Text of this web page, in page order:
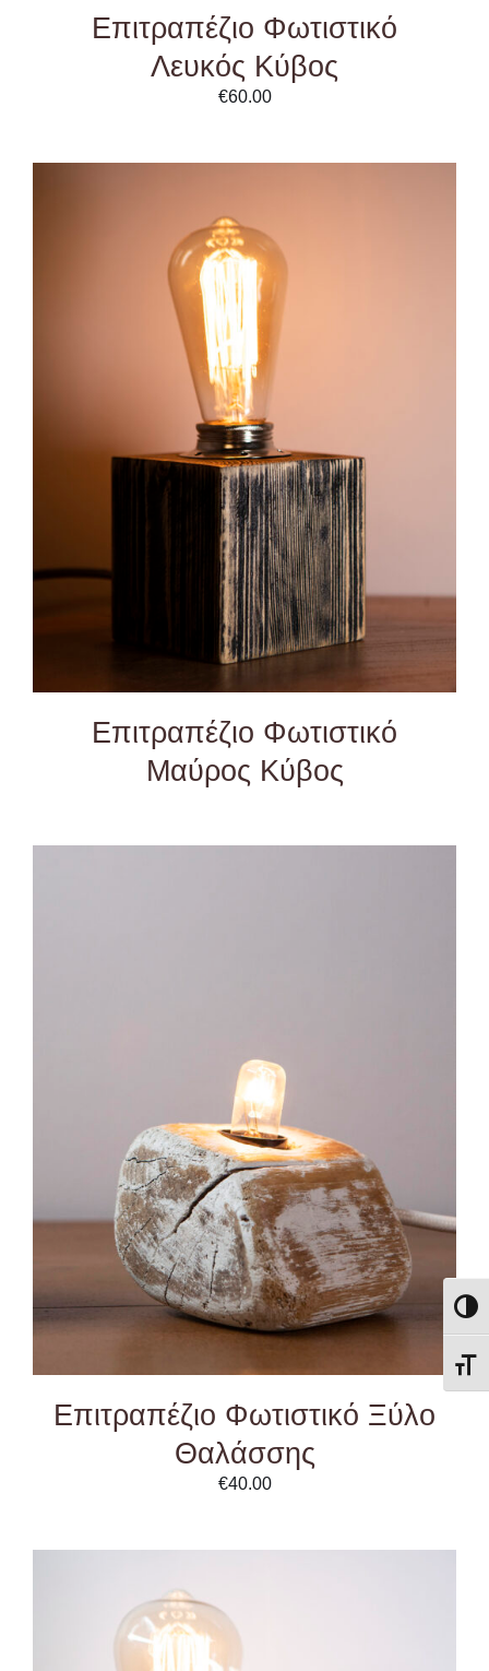
Επιτραπέζιο Φωτιστικό
Λευκός Κύβος
€60.00
DETAILS
Επιτραπέζιο Φωτιστικό
Μαύρος Κύβος
ADD TO CART
Επιτραπέζιο Φωτιστικό Ξύλο
Θαλάσσης
€40.00